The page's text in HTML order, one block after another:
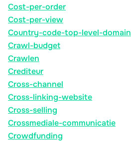
Cost-per-order
Cost-per-view
Country-code-top-level-domain
Crawl-budget
Crawlen
Crediteur
Cross-channel
Cross-linking-website
Cross-selling
Crossmediale-communicatie
Crowdfunding